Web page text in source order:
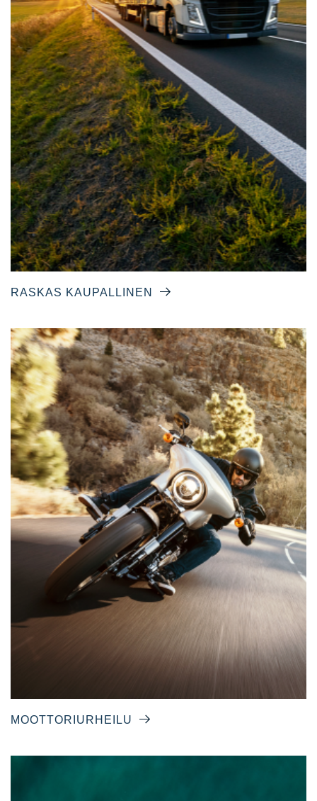
RASKAS KAUPALLINEN
MOOTTORIURHEILU